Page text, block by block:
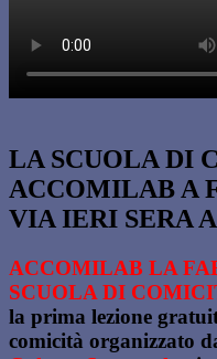
LA SCUOLA DI
ACCOMILAB A
VIA IERI SERA
ACCOMILAB LA
SCUOLA DI
la prima lezione
comicità organizzato